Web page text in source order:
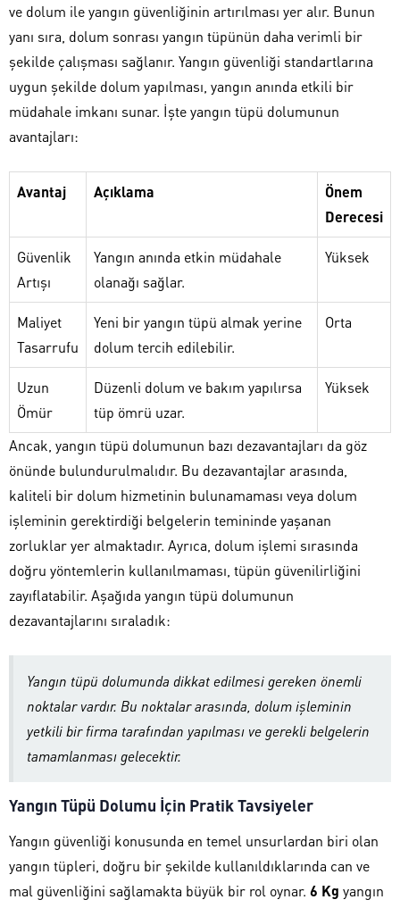
ve dolum ile yangın güvenliğinin artırılması yer alır. Bunun
yanı sıra, dolum sonrası yangın tüpünün daha verimli bir
şekilde çalışması sağlanır. Yangın güvenliği standartlarına
uygun şekilde dolum yapılması, yangın anında etkili bir
müdahale imkanı sunar. İşte yangın tüpü dolumunun
avantajları:
Avantaj Açıklama
Önem
Derecesi
Güvenlik
Artışı
Yangın anında etkin müdahale
olanağı sağlar.
Yüksek
Maliyet
Tasarrufu
Yeni bir yangın tüpü almak yerine
dolum tercih edilebilir.
Orta
Uzun
Ömür
Düzenli dolum ve bakım yapılırsa
tüp ömrü uzar.
Yüksek
Ancak, yangın tüpü dolumunun bazı dezavantajları da göz
önünde bulundurulmalıdır. Bu dezavantajlar arasında,
kaliteli bir dolum hizmetinin bulunamaması veya dolum
işleminin gerektirdiği belgelerin temininde yaşanan
zorluklar yer almaktadır. Ayrıca, dolum işlemi sırasında
doğru yöntemlerin kullanılmaması, tüpün güvenilirliğini
zayıflatabilir. Aşağıda yangın tüpü dolumunun
dezavantajlarını sıraladık:
Yangın tüpü dolumunda dikkat edilmesi gereken önemli
noktalar vardır. Bu noktalar arasında, dolum işleminin
yetkili bir firma tarafından yapılması ve gerekli belgelerin
tamamlanması gelecektir.
Yangın Tüpü Dolumu İçin Pratik Tavsiyeler
Yangın güvenliği konusunda en temel unsurlardan biri olan
yangın tüpleri, doğru bir şekilde kullanıldıklarında can ve
mal güvenliğini sağlamakta büyük bir rol oynar. 6 Kg yangın